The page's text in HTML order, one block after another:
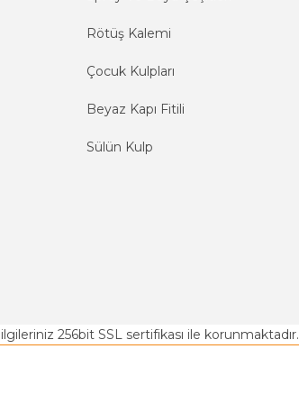
Rötüş Kalemi
Çocuk Kulpları
Beyaz Kapı Fitili
Sülün Kulp
256bit SSL sertifikası ile korunmaktadır.